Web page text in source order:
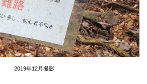
2019年12月撮影